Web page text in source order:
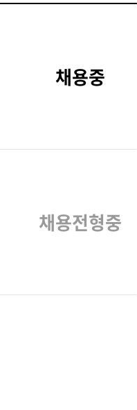
채용중
채용전형중